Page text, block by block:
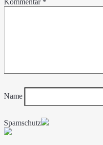
Kommentar *
Name
Spamschutz